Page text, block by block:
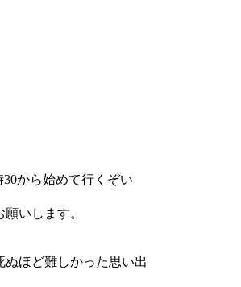
始めて行くぞい
ます。
しかった思い出